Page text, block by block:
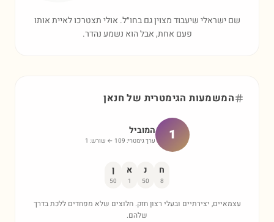
שם ישראלי שיעבוד מצוין גם בחו״ל. אולי תצטרכו לאיית אותו
פעם אחת, אבל הוא נשמע נהדר.
המשמעות הגימטרית של חנאן
1 המוביל
ערך גימטרי: 109 ← שורש: 1
ח
8
נ
50
א
1
ן
50
עצמאיים, יצירתיים ובעלי רצון חזק. חלוצים שלא מפחדים ללכת בדרך
שלהם.